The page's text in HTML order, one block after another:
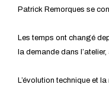
Patrick Remorques se
Les temps ont changé
la demande dans
L’évolution technique et